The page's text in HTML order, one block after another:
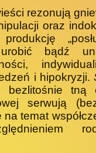
rezonują
oraz
bądź
i hipo­kryzji.
bezlitośnie tną
serwują
temat